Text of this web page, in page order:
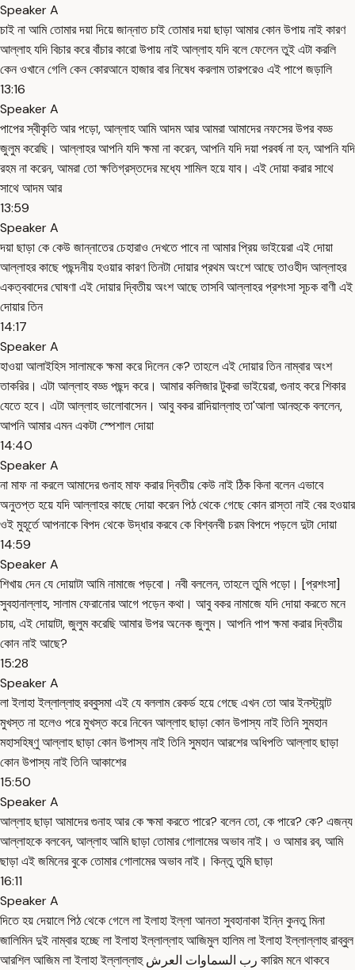
Speaker A
চাই না আমি তোমার দয়া দিয়ে জান্নাত চাই তোমার দয়া ছাড়া আমার কোন উপায় নাই কারণ
আল্লাহ যদি বিচার করে বাঁচার কারো উপায় নাই আল্লাহ যদি বলে ফেলেন তুই এটা করলি
কেন ওখানে গেলি কেন কোরআনে হাজার বার নিষেধ করলাম তারপরেও এই পাপে জড়ালি
13:16
Speaker A
পাপের স্বীকৃতি আর পড়ো, আল্লাহ আমি আদম আর আমরা আমাদের নফসের উপর বড্ড
জুলুম করেছি। আল্লাহর আপনি যদি ক্ষমা না করেন, আপনি যদি দয়া পরবর্ষ না হন, আপনি যদি
রহম না করেন, আমরা তো ক্ষতিগ্রস্তদের মধ্যে শামিল হয়ে যাব। এই দোয়া করার সাথে
সাথে আদম আর
13:59
Speaker A
দয়া ছাড়া কে কেউ জান্নাতের চেহারাও দেখতে পাবে না আমার প্রিয় ভাইয়েরা এই দোয়া
আল্লাহর কাছে পছন্দনীয় হওয়ার কারণ তিনটা দোয়ার প্রথম অংশে আছে তাওহীদ আল্লাহর
একত্ববাদের ঘোষণা এই দোয়ার দ্বিতীয় অংশ আছে তাসবি আল্লাহর প্রশংসা সূচক বাণী এই
দোয়ার তিন
14:17
Speaker A
হাওয়া আলাইহিস সালামকে ক্ষমা করে দিলেন কে? তাহলে এই দোয়ার তিন নাম্বার অংশ
তাকরির। এটা আল্লাহ বড্ড পছন্দ করে। আমার কলিজার টুকরা ভাইয়েরা, গুনাহ করে শিকার
যেতে হবে। এটা আল্লাহ ভালোবাসেন। আবু বকর রাদিয়াল্লাহু তা'আলা আনহুকে বললেন,
আপনি আমার এমন একটা স্পেশাল দোয়া
14:40
Speaker A
না মাফ না করলে আমাদের গুনাহ মাফ করার দ্বিতীয় কেউ নাই ঠিক কিনা বলেন এভাবে
অনুতপ্ত হয়ে যদি আল্লাহর কাছে দোয়া করেন পিঠ থেকে গেছে কোন রাস্তা নাই বের হওয়ার
ওই মুহূর্তে আপনাকে বিপদ থেকে উদ্ধার করবে কে বিশ্বনবী চরম বিপদে পড়লে দুটা দোয়া
14:59
Speaker A
শিখায় দেন যে দোয়াটা আমি নামাজে পড়বো। নবী বললেন, তাহলে তুমি পড়ো। [প্রশংসা]
সুবহানাল্লাহ, সালাম ফেরানোর আগে পড়েন কথা। আবু বকর নামাজে যদি দোয়া করতে মনে
চায়, এই দোয়াটা, জুলুম করেছি আমার উপর অনেক জুলুম। আপনি পাপ ক্ষমা করার দ্বিতীয়
কোন নাই আছে?
15:28
Speaker A
লা ইলাহা ইল্লাল্লাহু রব্বুসমা এই যে বললাম রেকর্ড হয়ে গেছে এখন তো আর ইনস্ট্যান্ট
মুখস্ত না হলেও পরে মুখস্ত করে নিবেন আল্লাহ ছাড়া কোন উপাস্য নাই তিনি সুমহান
মহাসহিষ্ণু আল্লাহ ছাড়া কোন উপাস্য নাই তিনি সুমহান আরশের অধিপতি আল্লাহ ছাড়া
কোন উপাস্য নাই তিনি আকাশের
15:50
Speaker A
আল্লাহ ছাড়া আমাদের গুনাহ আর কে ক্ষমা করতে পারে? বলেন তো, কে পারে? কে? এজন্য
আল্লাহকে বলবেন, আল্লাহ আমি ছাড়া তোমার গোলামের অভাব নাই। ও আমার রব, আমি
ছাড়া এই জমিনের বুকে তোমার গোলামের অভাব নাই। কিন্তু তুমি ছাড়া
16:11
Speaker A
দিতে হয় দেয়ালে পিঠ থেকে গেলে লা ইলাহা ইল্লা আনতা সুবহানাকা ইন্নি কুনতু মিনা
জালিমিন দুই নাম্বার হচ্ছে লা ইলাহা ইল্লাল্লাহ আজিমুল হালিম লা ইলাহা ইল্লাল্লাহু রাব্বুল
আরশিল আজিম লা ইলাহা ইল্লাল্লাহু رب السماوات العرش কারিম মনে থাকবে